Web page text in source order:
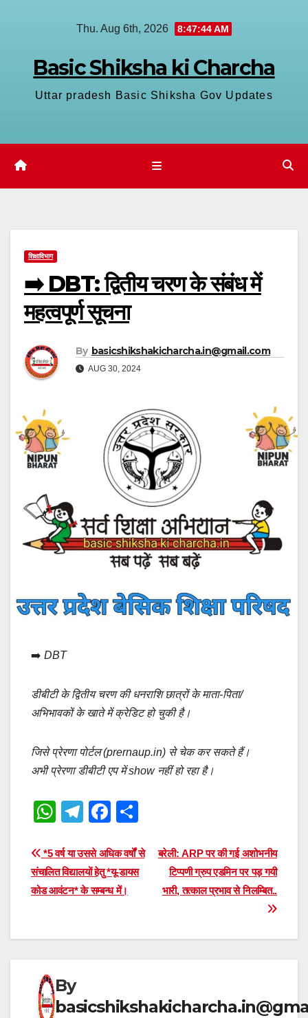
Thu. Aug 6th, 2026 8:47:45 AM
Basic Shiksha ki Charcha
Uttar pradesh Basic Shiksha Gov Updates
शिक्षाविभाग
➡️ DBT: द्वितीय चरण के संबंध में
महत्वपूर्ण सूचना
By basicshikshakicharcha.in@gmail.com
AUG 30, 2024
➡️ DBT
डीबीटी के द्वितीय चरण की धनराशि छात्रों के माता-पिता/
अभिभावकों के खाते में क्रेडिट हो चुकी है।
जिसे प्रेरणा पोर्टल (prernaup.in) से चेक कर सकते हैं।
अभी प्रेरणा डीबीटी एप में show नहीं हो रहा है।
W
at
s
A
p
T
e
gr
a
F
c
e
b
o
ar
e
Post
navigation
बरेली: ARP पर की गई अशोभनीय
टिप्पणी ग्रुप एडमिन पर पड़ गयी
भारी, तत्काल प्रभाव से निलम्बित..
*5 वर्ष या उससे अधिक वर्षों से
संचालित विद्यालयों हेतु *यू-डायस
कोड आवंटन* के सम्बन्ध में।
By